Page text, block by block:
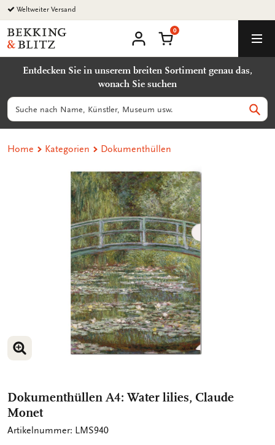
Zurück
zum
Inhalt
Weltweiter Versand
Bekking
&
Uitgevers
Warenkorb
0
Entdecken Sie in unserem breiten Sortiment genau das,
wonach Sie suchen
Suchen
Home Kategorien Dokumenthüllen
BILD VERGRÖSSERN
Dokumenthüllen A4: Water lilies, Claude
Monet
Artikelnummer: LMS940